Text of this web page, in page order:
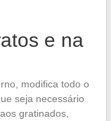
e na
modifica todo o
seja necessário
gratinados,